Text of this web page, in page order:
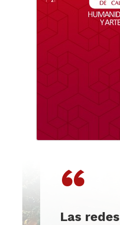
“
Las redes